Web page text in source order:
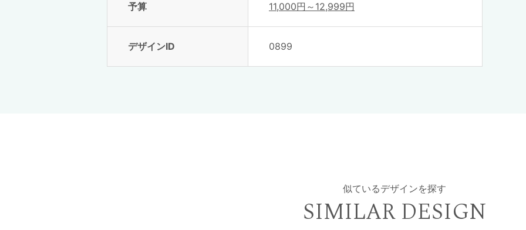
予算 11,000円～12,999円
デザインID 0899
似ているデザインを探す
SIMILAR DESIGN